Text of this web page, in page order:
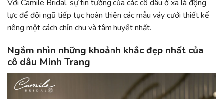
Với Camile Bridal, sự tin tưởng của các cô dâu ở xa là động
lực để đội ngũ tiếp tục hoàn thiện các mẫu váy cưới thiết kế
riêng một cách chỉn chu và tâm huyết nhất.
Ngắm nhìn những khoảnh khắc đẹp nhất của
cô dâu Minh Trang